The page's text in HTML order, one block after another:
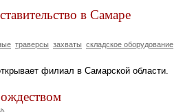
в Самаре
траверсы захваты складское оборудование
филиал в Самарской области.